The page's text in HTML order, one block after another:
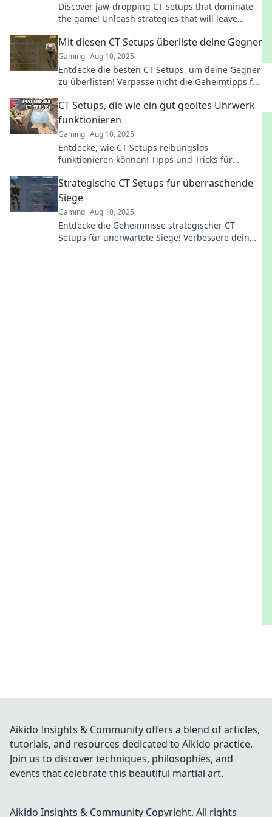
Discover jaw-dropping CT setups that dominate
the game! Unleash strategies that will leave
Mit diesen CT Setups überliste deine Gegner
Gaming Aug 10, 2025
Entdecke die besten CT Setups, um deine Gegner
zu überlisten! Verpasse nicht die Geheimtipps für
CT Setups, die wie ein gut geöltes Uhrwerk
funktionieren
Gaming Aug 10, 2025
Entdecke, wie CT Setups reibungslos
funktionieren können! Tipps und Tricks für
Strategische CT Setups für überraschende
Siege
Gaming Aug 10, 2025
Entdecke die Geheimnisse strategischer CT
Setups für unerwartete Siege! Verbessere dein
Aikido Insights & Community offers a blend of articles,
tutorials, and resources dedicated to Aikido practice.
Join us to discover techniques, philosophies, and
events that celebrate this beautiful martial art.
Aikido Insights & Community Copyright. All rights